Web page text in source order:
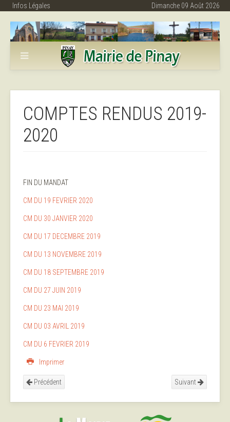
Infos Légales Dimanche 09 Août 2026
COMPTES RENDUS 2019-
2020
FIN DU MANDAT
CM DU 19 FEVRIER 2020
CM DU 30 JANVIER 2020
CM DU 17 DECEMBRE 2019
CM DU 13 NOVEMBRE 2019
CM DU 18 SEPTEMBRE 2019
CM DU 27 JUIN 2019
CM DU 23 MAI 2019
CM DU 03 AVRIL 2019
CM DU 6 FEVRIER 2019
Imprimer
Précédent Suivant